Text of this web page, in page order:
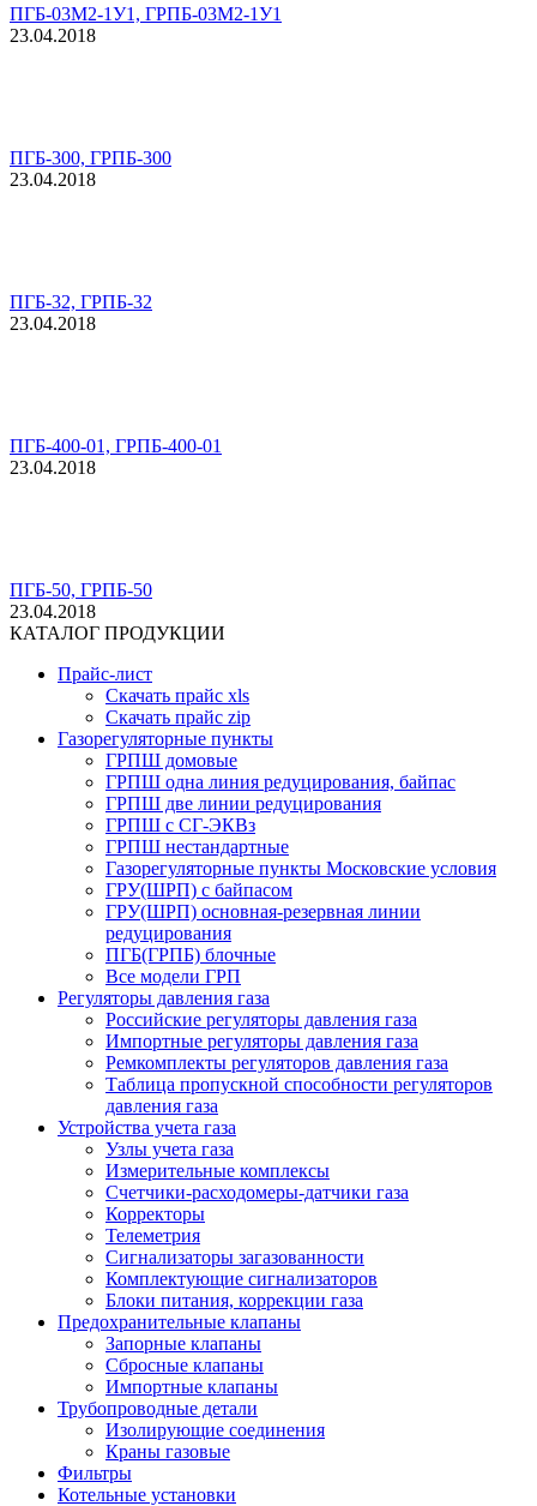
ПГБ-03М2-1У1, ГРПБ-03М2-1У1
23.04.2018
ПГБ-300, ГРПБ-300
23.04.2018
ПГБ-32, ГРПБ-32
23.04.2018
ПГБ-400-01, ГРПБ-400-01
23.04.2018
ПГБ-50, ГРПБ-50
23.04.2018
КАТАЛОГ ПРОДУКЦИИ
Прайс-лист
Скачать прайс xls
Скачать прайс zip
Газорегуляторные пункты
ГРПШ домовые
ГРПШ одна линия редуцирования, байпас
ГРПШ две линии редуцирования
ГРПШ с СГ-ЭКВз
ГРПШ нестандартные
Газорегуляторные пункты Московские условия
ГРУ(ШРП) с байпасом
ГРУ(ШРП) основная-резервная линии
редуцирования
ПГБ(ГРПБ) блочные
Все модели ГРП
Регуляторы давления газа
Российские регуляторы давления газа
Импортные регуляторы давления газа
Ремкомплекты регуляторов давления газа
Таблица пропускной способности регуляторов
давления газа
Устройства учета газа
Узлы учета газа
Измерительные комплексы
Счетчики-расходомеры-датчики газа
Корректоры
Телеметрия
Сигнализаторы загазованности
Комплектующие сигнализаторов
Блоки питания, коррекции газа
Предохранительные клапаны
Запорные клапаны
Сбросные клапаны
Импортные клапаны
Трубопроводные детали
Изолирующие соединения
Краны газовые
Фильтры
Котельные установки